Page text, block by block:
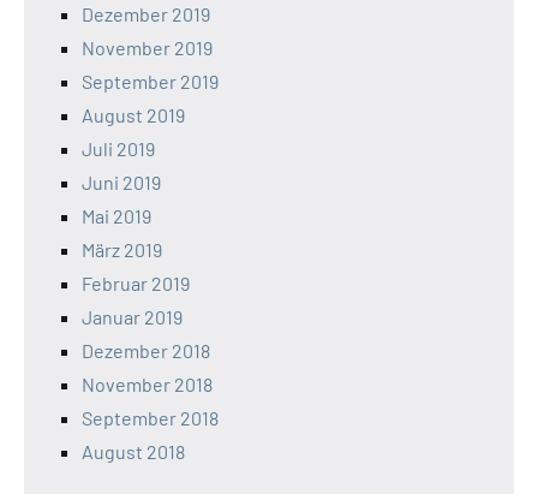
Dezember 2019
November 2019
September 2019
August 2019
Juli 2019
Juni 2019
Mai 2019
März 2019
Februar 2019
Januar 2019
Dezember 2018
November 2018
September 2018
August 2018